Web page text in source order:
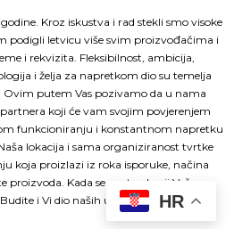
Kroz iskustva i rad stekli smo visoke
podigli letvicu više svim proizvođačima i
i rekvizita. Fleksibilnost, ambicija,
i želja za napretkom dio su temelja
Ovim putem Vas pozivamo da u nama
koji će vam svojim povjerenjem
funkcioniranju i konstantnom napretku
lokacija i sama organiziranost tvrtke
koja proizlazi iz roka isporuke, načina
Kada se sve to zbroji Vaše
i Vi dio naših uspješnih partnera!
HR